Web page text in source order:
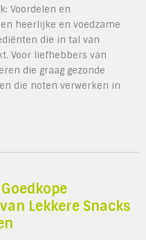
Voordelen en
heerlijke en voedzame
die in tal van
Voor liefhebbers van
die graag gezonde
die noten verwerken in
Lekkere Snacks